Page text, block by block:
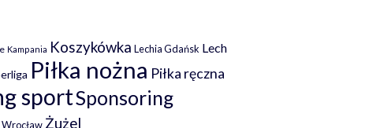
Kampania Koszykówka Lechia Gdańsk Lech
Piłka nożna Piłka ręczna
sportSponsoring
WrocławŻużel